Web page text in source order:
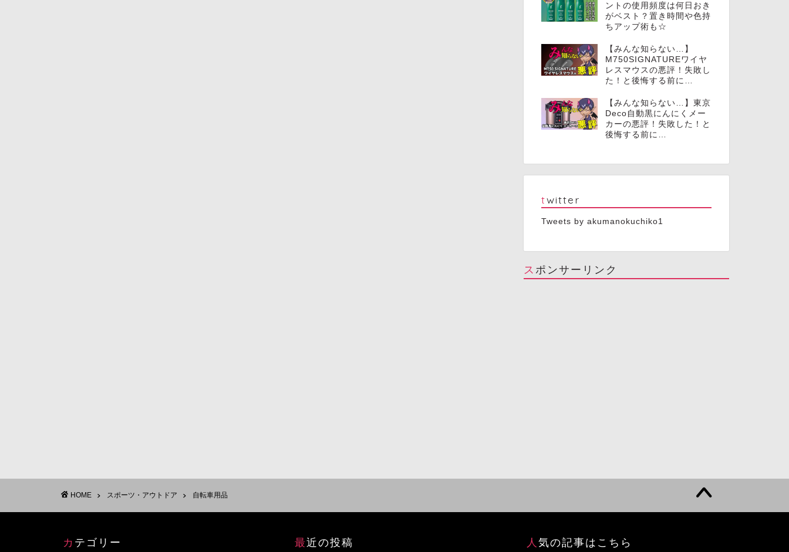
ントの使用頻度は何日おき
がベスト？置き時間や色持
ちアップ術も☆
【みんな知らない…】
M750SIGNATUREワイヤ
レスマウスの悪評！失敗し
た！と後悔する前に…
【みんな知らない…】東京
Deco自動黒にんにくメー
カーの悪評！失敗した！と
後悔する前に…
twitter
Tweets by akumanokuchiko1
スポンサーリンク
HOME スポーツ・アウトドア 自転車用品
カテゴリー 最近の投稿 人気の記事はこちら